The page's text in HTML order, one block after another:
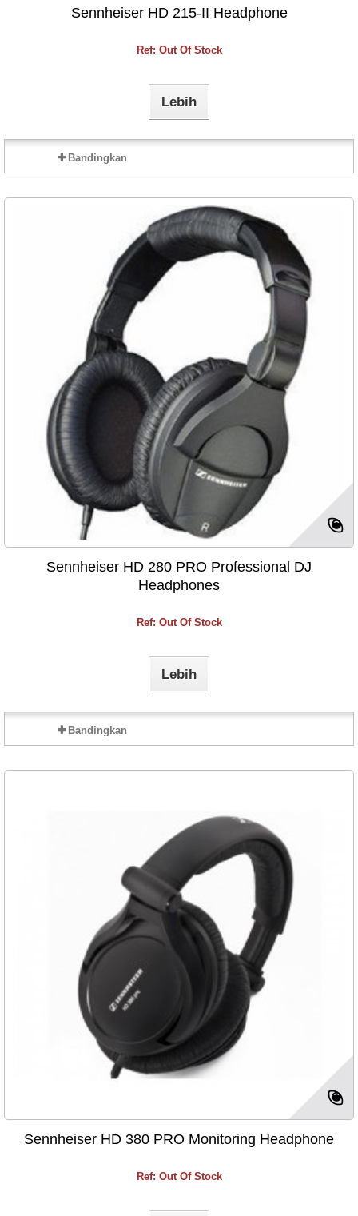
Sennheiser HD 215-II Headphone
Ref: Out Of Stock
Lebih
Bandingkan
Sennheiser HD 280 PRO Professional DJ
Headphones
Ref: Out Of Stock
Lebih
Bandingkan
Sennheiser HD 380 PRO Monitoring Headphone
Ref: Out Of Stock